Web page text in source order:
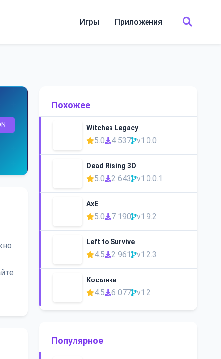
Игры Приложения
Похожее
Witches Legacy
5.0 4 537 v1.0.0
Dead Rising 3D
5.0 2 643 v1.0.0.1
AxE
5.0 7 190 v1.9.2
Left to Survive
4.5 2 961 v1.2.3
Косынки
4.5 6 077 v1.2
Популярное